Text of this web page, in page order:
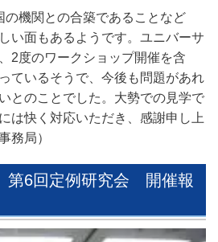
の機関との合築であることなど
い面もあるようです。ユニバーサ
2度のワークショップ開催を含
ているそうで、今後も問題があれ
とのことでした。大勢での見学で
は快く対応いただき、感謝申し上
務局）
第6回定例研究会 開催報